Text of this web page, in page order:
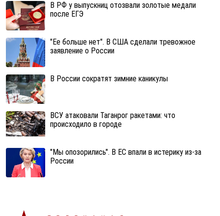
В РФ у выпускниц отозвали золотые медали
после ЕГЭ
"Ее больше нет". В США сделали тревожное
заявление о России
В России сократят зимние каникулы
ВСУ атаковали Таганрог ракетами: что
происходило в городе
"Мы опозорились". В ЕС впали в истерику из-за
России